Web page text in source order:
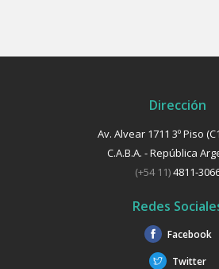
Dirección
Av. Alvear 1711 3º Piso
C.A.B.A. - República
(+54 11)4811-
Redes
Facebook
Twitter